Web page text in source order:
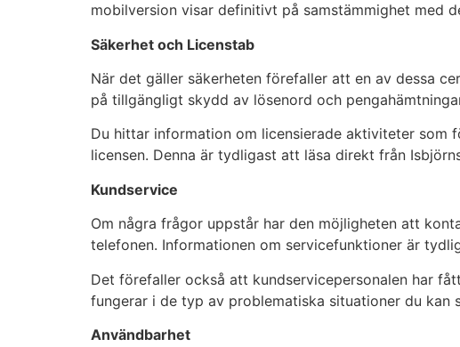
mobilversion visar definitivt på samstämmighet med
Säkerhet och Licenstab
När det gäller säkerheten förefaller att en av dessa
på tillgängligt skydd av lösenord och
Du hittar information om licensierade aktiviteter
licensen. Denna är tydligast att läsa direkt från
Kundservice
Om några frågor uppstår har den möjligheten att
telefonen. Informationen om servicefunktioner är
Det förefaller också att kundservicepersonalen har
fungerar i de typ av problematiska situationer du kan
Användbarhet